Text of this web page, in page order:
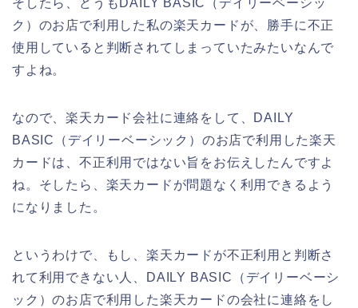
ク）のお店で利用した私の楽天カードが、勝手に不正
使用していると判断されてしまっていたみたいなんで
すよね。
なので、楽天カード会社に連絡をして、DAILY
BASIC（デイリーベーシック）のお店で利用した楽天
カードは、不正利用ではない旨をお伝えしたんですよ
ね。そしたら、楽天カードが問題なく利用できるよう
になりました。
というわけで、もし、楽天カードが不正利用と判断さ
れて利用できない人、DAILY BASIC（デイリーベーシ
ック）のお店で利用した楽天カードの会社に連絡をし